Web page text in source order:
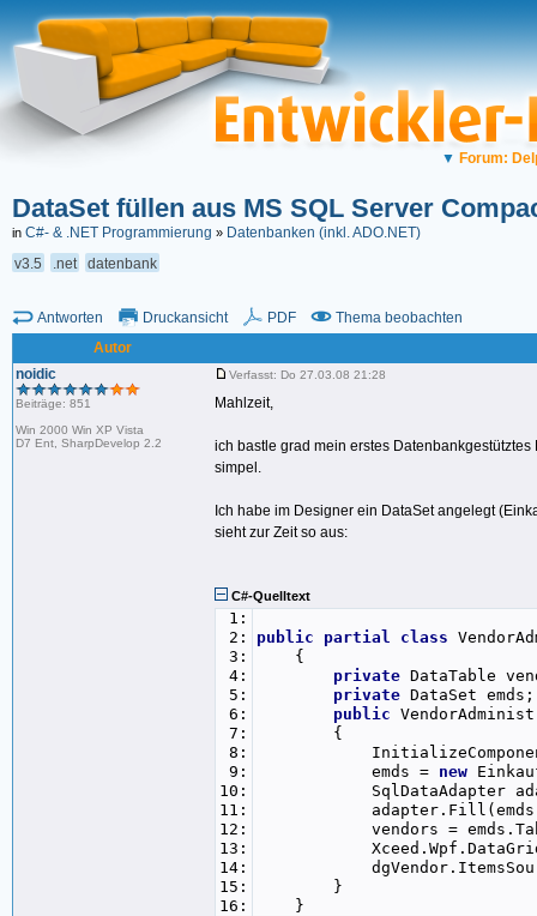
▼ Forum:
DataSet füllen aus MS SQL Server
in C#- & .NET Programmierung » Datenbanken (inkl. ADO.NET)
v3.5
.net datenbank
Antworten Druckansicht PDF
Thema beobachten
Autor
noidic
Beiträge: 851
Win 2000 Win XP Vista
D7 Ent, SharpDevelop 2.2
Verfasst: Do 27.03.08 21:28
Mahlzeit,
ich bastle grad mein erstes
simpel.
Ich habe im Designer ein DataSet angelegt
sieht zur Zeit so aus:
C#-Quelltext
1:
2:
3:
4:
5:
6:
7:
8:
9:
10:
11:
12:
13:
14:
15:
16:
public partial class
{
private DataTable
private DataSet emds;
public
{
emds = new
SqlDataAdapter
vendors =
dgVendor.ItemsSource
}
}